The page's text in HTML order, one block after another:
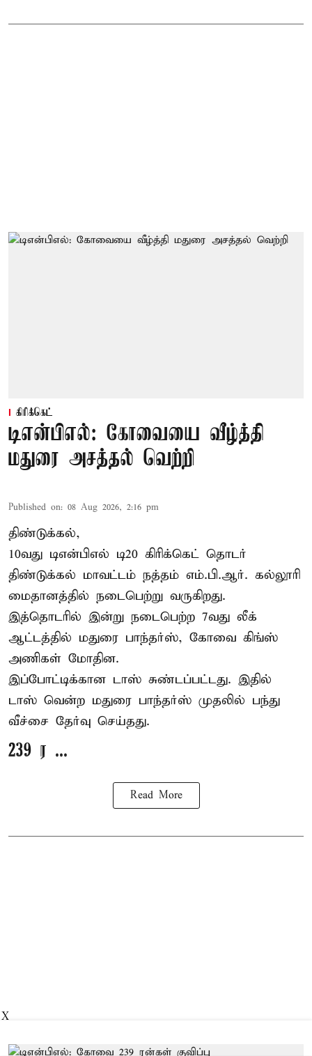
கிரிக்கெட்
டிஎன்பிஎல்: கோவையை வீழ்த்தி
மதுரை அசத்தல் வெற்றி
Published on: 08 Aug 2026, 2:16 pm
திண்டுக்கல்,
10வது டிஎன்பிஎல் டி20 கிரிக்கெட் தொடர்
திண்டுக்கல் மாவட்டம் நத்தம் எம்.பி.ஆர். கல்லூரி
மைதானத்தில் நடைபெற்று வருகிறது.
இத்தொடரில் இன்று நடைபெற்ற 7வது லீக்
ஆட்டத்தில் மதுரை பாந்தர்ஸ், கோவை கிங்ஸ்
அணிகள் மோதின.
இப்போட்டிக்கான டாஸ் சுண்டப்பட்டது. இதில்
டாஸ் வென்ற மதுரை பாந்தர்ஸ் முதலில் பந்து
வீச்சை தேர்வு செய்தது.
239 ர ...
Read More
X